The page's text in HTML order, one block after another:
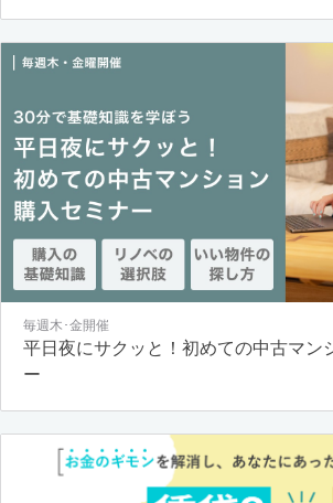
毎週木･金開催
平日夜にサクッと！初めての中古マン
ー